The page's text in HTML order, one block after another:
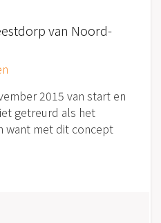
van Noord-
2015 van start en
getreurd als het
want met dit concept